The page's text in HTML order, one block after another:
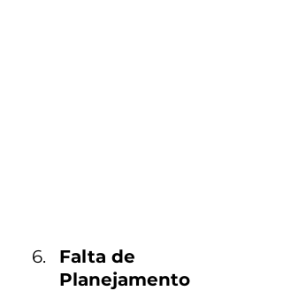
Falta de
Planejamento